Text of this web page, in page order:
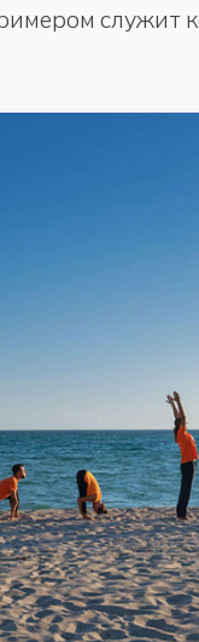
служит